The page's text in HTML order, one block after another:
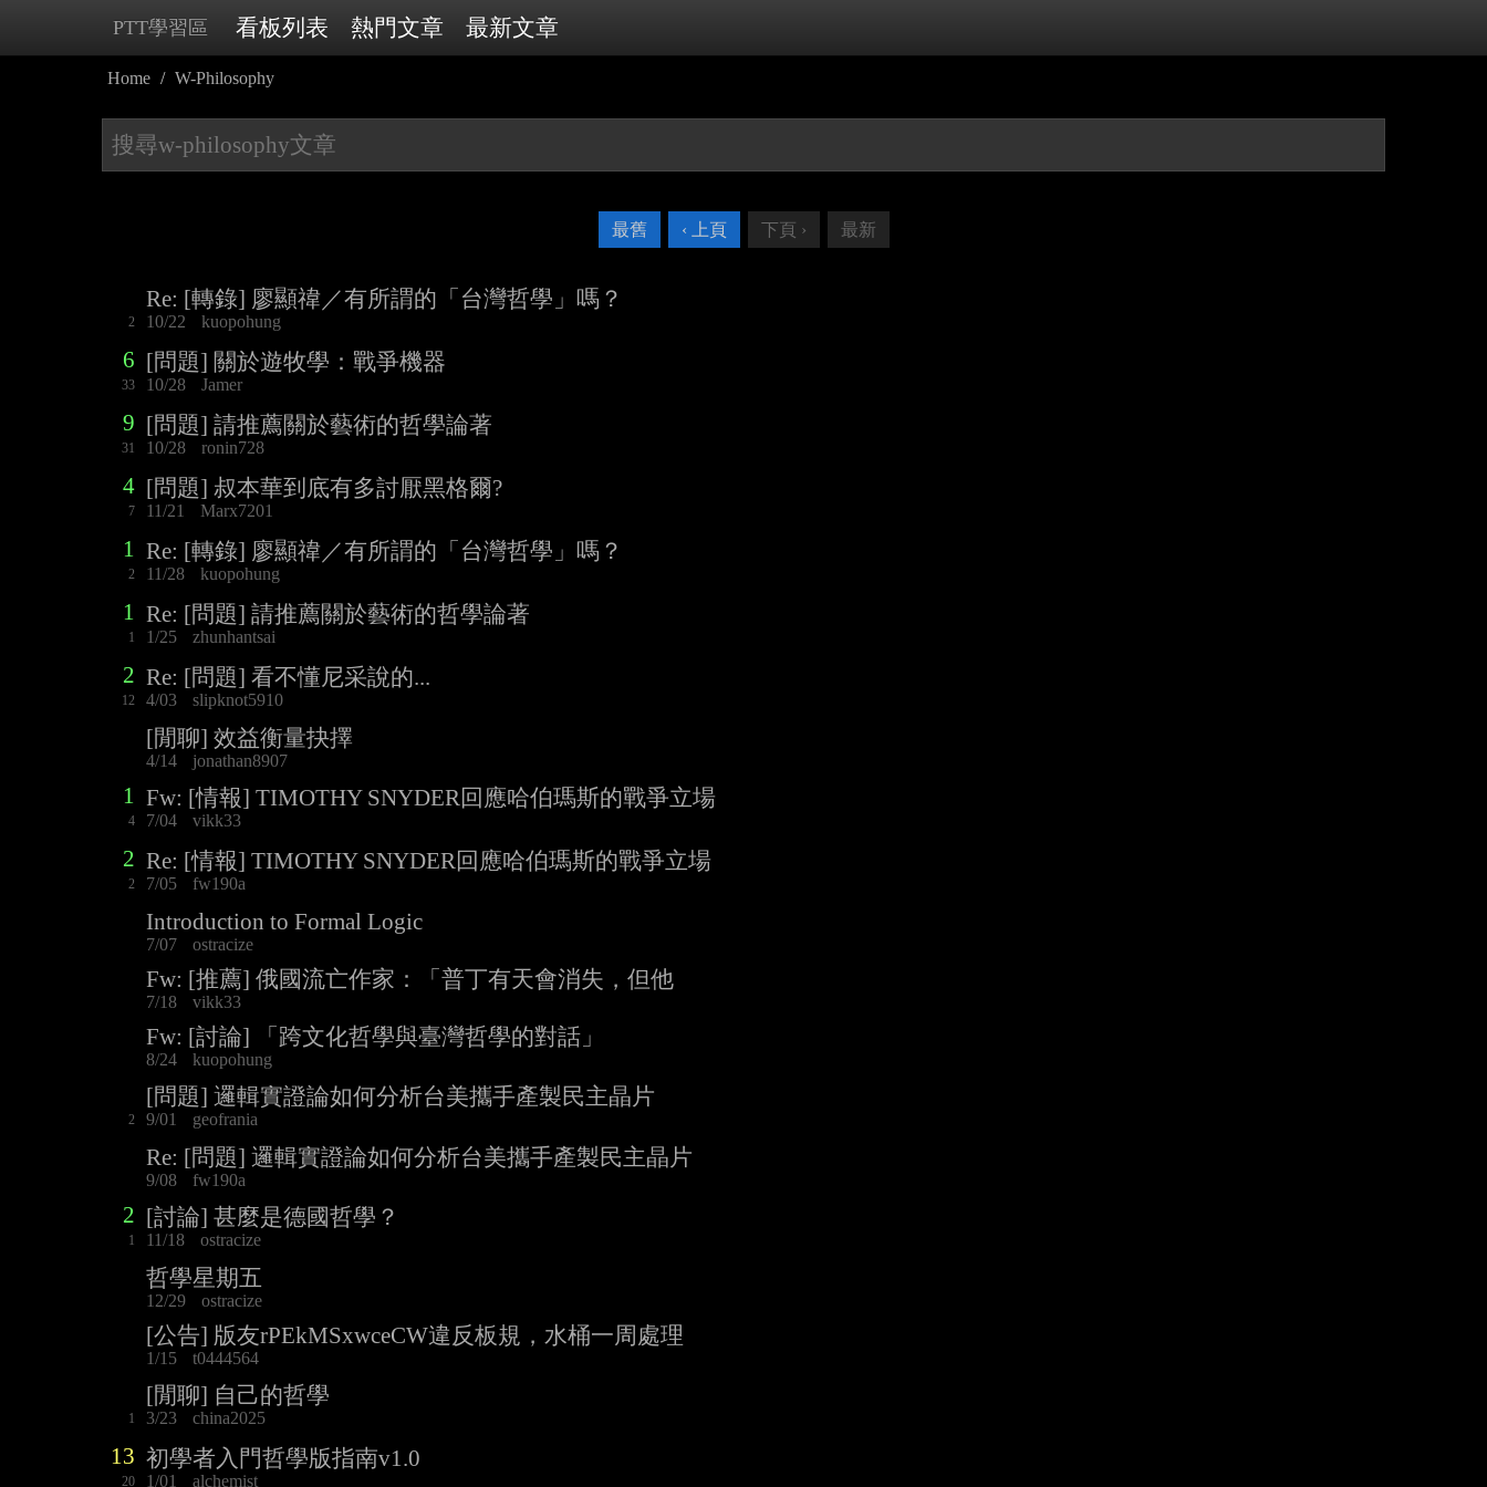
PTT學習區 看板列表 熱門文章 最新文章
Home W-Philosophy
最舊 ‹ 上頁 下頁 › 最新
2
Re: [轉錄] 廖顯禕／有所謂的「台灣哲學」嗎？
10/22 kuopohung
6
33
[問題] 關於遊牧學：戰爭機器
10/28 Jamer
9
31
[問題] 請推薦關於藝術的哲學論著
10/28 ronin728
4
7
[問題] 叔本華到底有多討厭黑格爾?
11/21 Marx7201
1
2
Re: [轉錄] 廖顯禕／有所謂的「台灣哲學」嗎？
11/28 kuopohung
1
1
Re: [問題] 請推薦關於藝術的哲學論著
1/25 zhunhantsai
2
12
Re: [問題] 看不懂尼采說的...
4/03 slipknot5910
[閒聊] 效益衡量抉擇
4/14 jonathan8907
1
4
Fw: [情報] TIMOTHY SNYDER回應哈伯瑪斯的戰爭立場
7/04 vikk33
2
2
Re: [情報] TIMOTHY SNYDER回應哈伯瑪斯的戰爭立場
7/05 fw190a
Introduction to Formal Logic
7/07 ostracize
Fw: [推薦] 俄國流亡作家：「普丁有天會消失，但他
7/18 vikk33
Fw: [討論] 「跨文化哲學與臺灣哲學的對話」
8/24 kuopohung
2
[問題] 邏輯實證論如何分析台美攜手產製民主晶片
9/01 geofrania
Re: [問題] 邏輯實證論如何分析台美攜手產製民主晶片
9/08 fw190a
2
1
[討論] 甚麼是德國哲學？
11/18 ostracize
哲學星期五
12/29 ostracize
[公告] 版友rPEkMSxwceCW違反板規，水桶一周處理
1/15 t0444564
1
[閒聊] 自己的哲學
3/23 china2025
13
20
初學者入門哲學版指南v1.0
1/01 alchemist